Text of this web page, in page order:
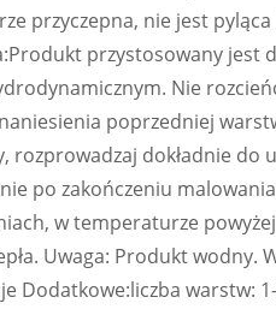
przyczepna, nie jest
przystosowany jest
Nie
poprzedniej
dokładnie do
po zakończeniu
w temperaturze
Uwaga: Produkt
Dodatkowe:liczba warstw: